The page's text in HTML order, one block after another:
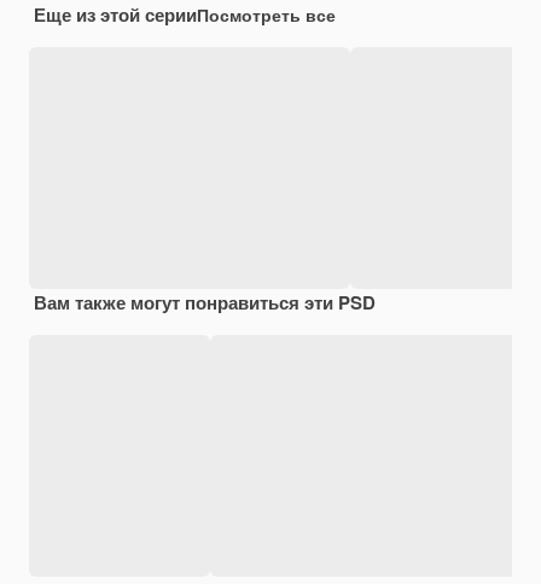
Еще из этой серииПосмотреть все
Вам также могут понравиться эти PSD